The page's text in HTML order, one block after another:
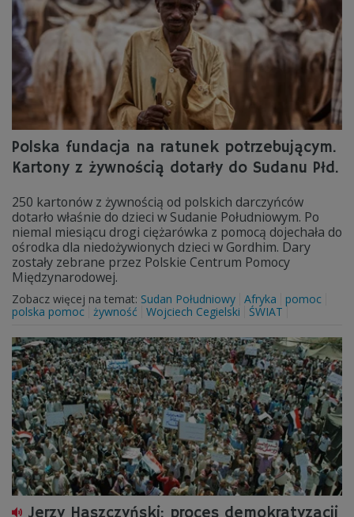
Polska fundacja na ratunek potrzebującym.
Kartony z żywnością dotarły do Sudanu Płd.
250 kartonów z żywnością od polskich darczyńców
dotarło właśnie do dzieci w Sudanie Południowym. Po
niemal miesiącu drogi ciężarówka z pomocą dojechała do
ośrodka dla niedożywionych dzieci w Gordhim. Dary
zostały zebrane przez Polskie Centrum Pomocy
Międzynarodowej.
Zobacz więcej na temat: Sudan Południowy Afryka
pomoc
polska pomoc żywność Wojciech Cegielski ŚWIAT